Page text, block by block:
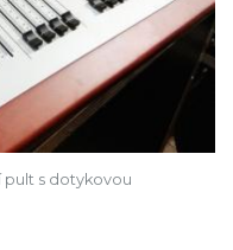
pult s dotykovou